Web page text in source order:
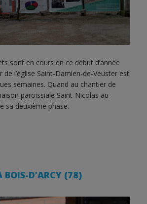
sont en cours en ce début d’année
de l’église Saint-Damien-de-Veuster est
semaines. Quand au chantier de
paroissiale Saint-Nicolas au
sa deuxième phase.
BOIS-D’ARCY (78)